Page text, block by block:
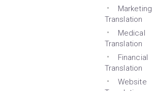
Marketing
Translation
Medical
Translation
Financial
Translation
Website